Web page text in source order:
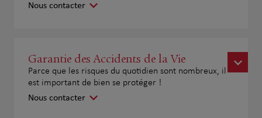
Nous contacter
Garantie des Accidents de la Vie
Parce que les risques du quotidien sont nombreux, il
est important de bien se protéger !
Nous contacter